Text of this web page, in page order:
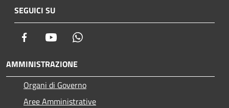
SEGUICI SU
Facebook Youtube
AMMINISTRAZIONE
Organi di Governo
Aree Amministrative